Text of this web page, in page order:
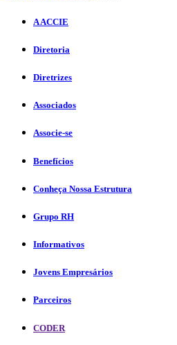
A ACCIE
Diretoria
Diretrizes
Associados
Associe-se
Benefícios
Conheça Nossa Estrutura
Grupo RH
Informativos
Jovens Empresários
Parceiros
CODER